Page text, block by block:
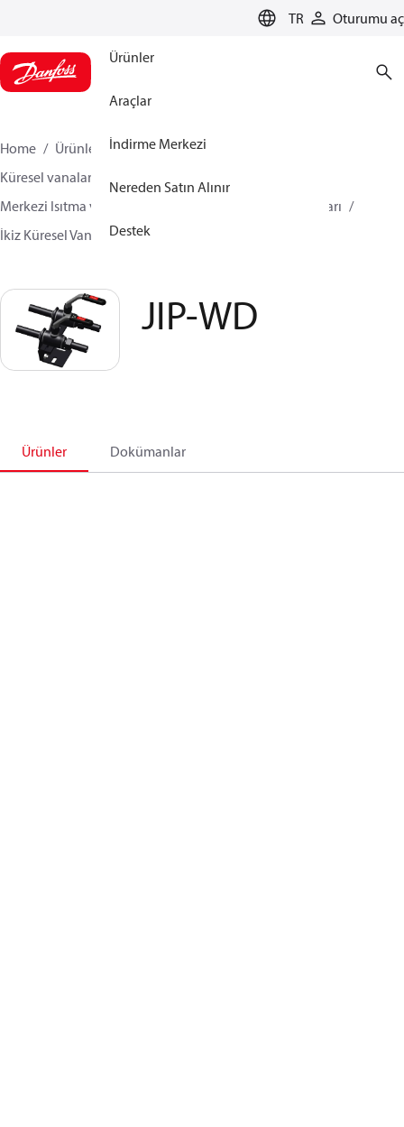
TR Oturumu aç
Ürünler
Araçlar
İndirme Merkezi
Nereden Satın Alınır
Destek
Home Ürünler
İklimlendirme Çözümleri - ısıtma
Küresel vanalar
Merkezi Isıtma ve Merkezi Soğutma Çelik Küresel Vanaları
İkiz Küresel Vanalar
JIP-WD
JIP-WD
Ürünler Dokümanlar